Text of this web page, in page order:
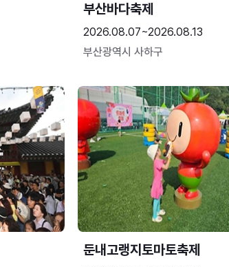
부산바다축제
2026.08.07~2026.08.13
부산광역시 사하구
둔내고랭지토마토축제